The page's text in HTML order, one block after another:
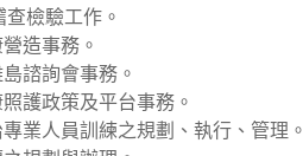
檢驗工作。
造事務。
諮詢會事務。
護政策及平台事務。
業人員訓練之規劃、執行、管理。